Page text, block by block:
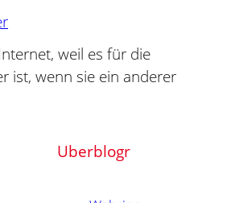
weil es für die
ist, wenn sie ein anderer
Uberblogr